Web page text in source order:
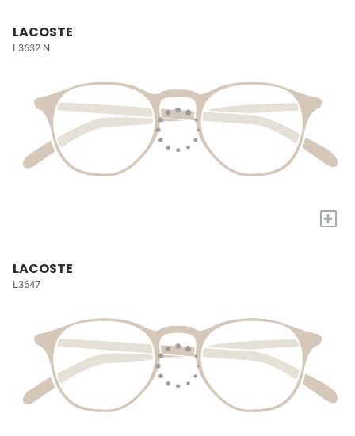
LACOSTE
L3632 N
+
LACOSTE
L3647